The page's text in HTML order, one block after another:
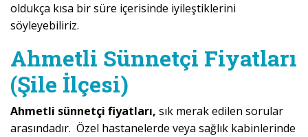
oldukça kısa bir süre içerisinde iyileştiklerini
söyleyebiliriz.
Ahmetli Sünnetçi Fiyatları
(Şile İlçesi)
Ahmetli sünnetçi fiyatları, sık merak edilen sorular
arasındadır. Özel hastanelerde veya sağlık kabinlerinde